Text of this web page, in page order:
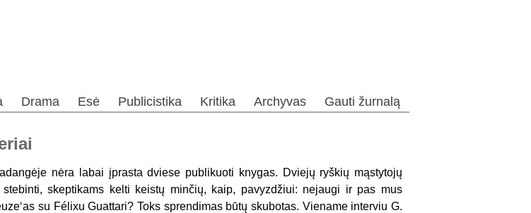
Drama Esė Publicistika Kritika Archyvas Gauti žurnalą
nėra labai įprasta dviese publikuoti knygas. Dviejų ryškių mąstytojų
skeptikams kelti keistų minčių, kaip, pavyzdžiui: nejaugi ir pas mus
su Félixu Guattari? Toks sprendimas būtų skubotas. Viename interviu G.